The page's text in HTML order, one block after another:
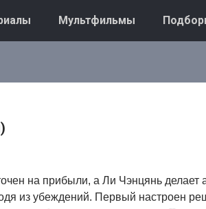
Мультфильмы
на прибыли, а Ли Чэнцянь делает
из убеждений. Первый настроен